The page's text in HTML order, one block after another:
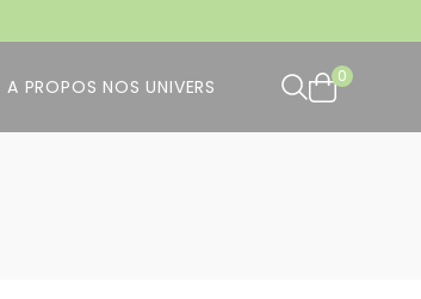
A PROPOS NOS UNIVERS 0